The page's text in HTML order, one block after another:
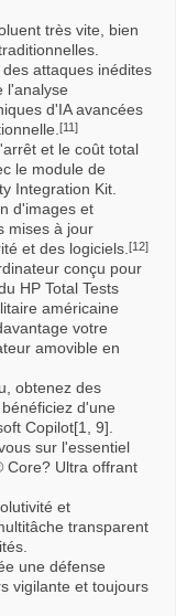
très vite, bien
attaques inédites
l'analyse
d'IA avancées
[11]
et le coût total
le module de
Integration Kit.
d'images et
mises à jour
et des logiciels. [12]
conçu pour
HP Total Tests
américaine
votre
amovible en
obtenez des
d'une
Copilot[1, 9].
sur l'essentiel
Core? Ultra offrant
et
transparent
une défense
vigilante et toujours